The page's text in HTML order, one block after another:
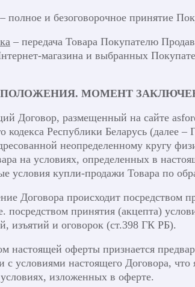
– полное и безоговорочное принятие
– передача Товара Покупателю
магазина и выбранных
МОМЕНТ
Договор, размещенный на сайте
кодекса Республики Беларусь (далее
неопределенному кругу
на условиях, определенных в
условия купли-продажи Товара по
Договора происходит посредством
посредством принятия (акцепта)
изъятий и оговорок (ст.398 ГК РБ).
настоящей оферты признается
с условиями настоящего Договора,
изложенных в оферте.